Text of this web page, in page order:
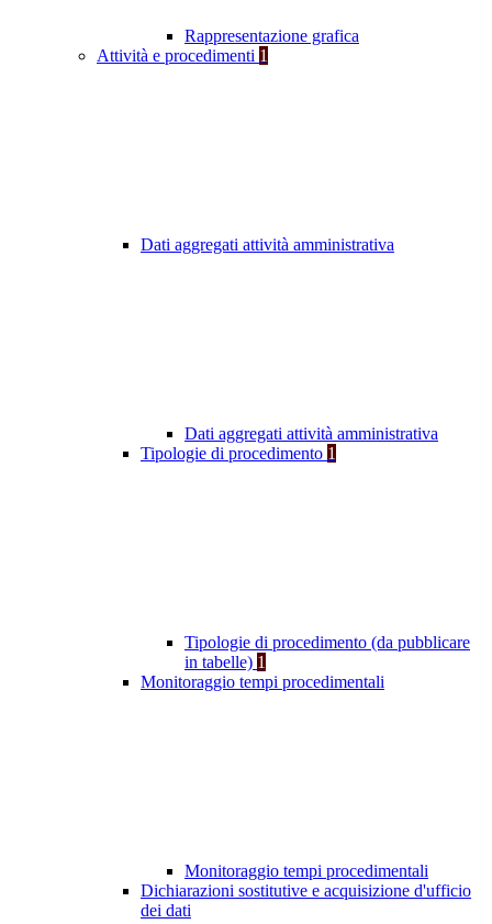
Rappresentazione grafica
Attività e procedimenti 1
Dati aggregati attività amministrativa
Dati aggregati attività amministrativa
Tipologie di procedimento 1
Tipologie di procedimento (da pubblicare
in tabelle) 1
Monitoraggio tempi procedimentali
Monitoraggio tempi procedimentali
Dichiarazioni sostitutive e acquisizione d'ufficio
dei dati